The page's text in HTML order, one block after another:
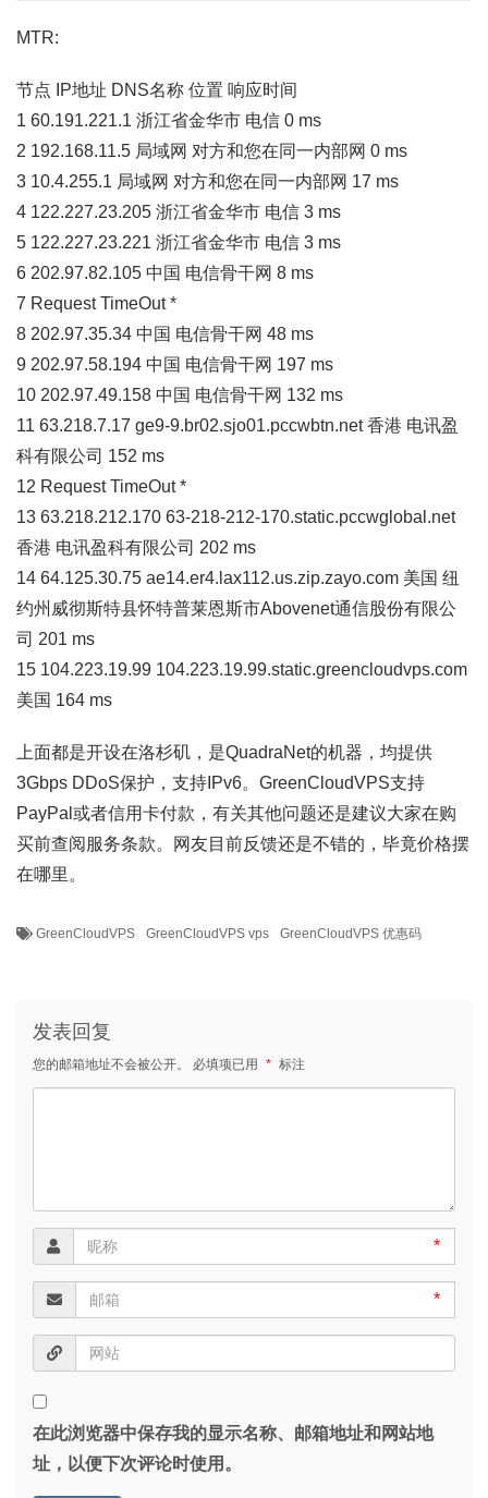
MTR:
节点 IP地址 DNS名称 位置 响应时间
1 60.191.221.1 浙江省金华市 电信 0 ms
2 192.168.11.5 局域网 对方和您在同一内部网 0 ms
3 10.4.255.1 局域网 对方和您在同一内部网 17 ms
4 122.227.23.205 浙江省金华市 电信 3 ms
5 122.227.23.221 浙江省金华市 电信 3 ms
6 202.97.82.105 中国 电信骨干网 8 ms
7 Request TimeOut *
8 202.97.35.34 中国 电信骨干网 48 ms
9 202.97.58.194 中国 电信骨干网 197 ms
10 202.97.49.158 中国 电信骨干网 132 ms
11 63.218.7.17 ge9-9.br02.sjo01.pccwbtn.net 香港 电讯盈
科有限公司 152 ms
12 Request TimeOut *
13 63.218.212.170 63-218-212-170.static.pccwglobal.net
香港 电讯盈科有限公司 202 ms
14 64.125.30.75 ae14.er4.lax112.us.zip.zayo.com 美国 纽
约州威彻斯特县怀特普莱恩斯市Abovenet通信股份有限公
司 201 ms
15 104.223.19.99 104.223.19.99.static.greencloudvps.com
美国 164 ms
上面都是开设在洛杉矶，是QuadraNet的机器，均提供
3Gbps DDoS保护，支持IPv6。GreenCloudVPS支持
PayPal或者信用卡付款，有关其他问题还是建议大家在购
买前查阅服务条款。网友目前反馈还是不错的，毕竟价格摆
在哪里。
GreenCloudVPS GreenCloudVPS vps GreenCloudVPS 优惠码
发表回复
您的邮箱地址不会被公开。 必填项已用 * 标注
*
*
在此浏览器中保存我的显示名称、邮箱地址和网站地
址，以便下次评论时使用。